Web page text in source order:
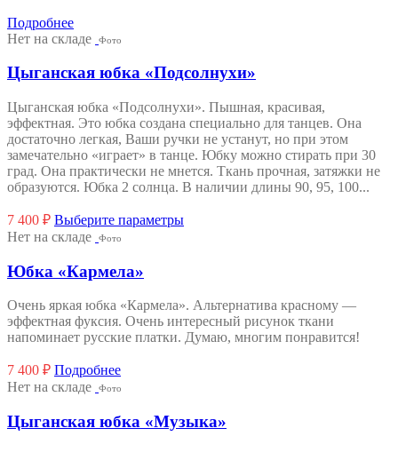
Подробнее
Нет на складе
Фото
Цыганская юбка «Подсолнухи»
Цыганская юбка «Подсолнухи». Пышная, красивая,
эффектная. Это юбка создана специально для танцев. Она
достаточно легкая, Ваши ручки не устанут, но при этом
замечательно «играет» в танце. Юбку можно стирать при 30
град. Она практически не мнется. Ткань прочная, затяжки не
образуются. Юбка 2 солнца. В наличии длины 90, 95, 100...
7 400 ₽ Выберите параметрыЭтот
можно
выбрать
на
Нет на складе Фото
Юбка «Кармела»
Очень яркая юбка «Кармела». Альтернатива красному —
эффектная фуксия. Очень интересный рисунок ткани
напоминает русские платки. Думаю, многим понравится!
7 400 ₽ Подробнее
Нет на складе
Фото
Цыганская юбка «Музыка»